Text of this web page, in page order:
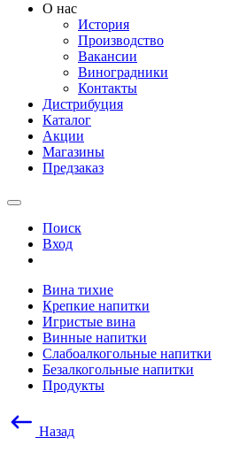
О нас
История
Производство
Вакансии
Виноградники
Контакты
Дистрибуция
Каталог
Акции
Магазины
Предзаказ
Поиск
Вход
Вина тихие
Крепкие напитки
Игристые вина
Винные напитки
Слабоалкогольные напитки
Безалкогольные напитки
Продукты
Назад